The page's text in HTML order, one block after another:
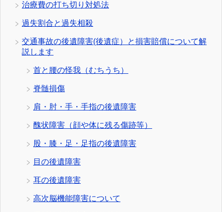
治療費の打ち切り対処法
過失割合と過失相殺
交通事故の後遺障害(後遺症）と損害賠償について解
説します
首と腰の怪我（むちうち）
脊髄損傷
肩・肘・手・手指の後遺障害
醜状障害（顔や体に残る傷跡等）
股・膝・足・足指の後遺障害
目の後遺障害
耳の後遺障害
高次脳機能障害について